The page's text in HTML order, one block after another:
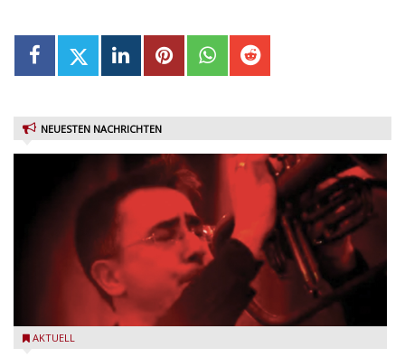
NEUESTEN NACHRICHTEN
Beppe Zorzella Trio zu Gast beim Garda Jazz Festival
AKTUELL